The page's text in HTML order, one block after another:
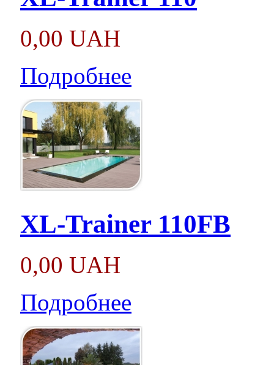
0,00 UAH
Подробнее
XL-Trainer 110FB
0,00 UAH
Подробнее